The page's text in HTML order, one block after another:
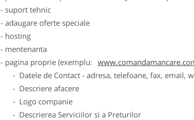
- suport tehnic
- adaugare oferte speciale
- hosting
- mentenanta
- pagina proprie (exemplu:
- Datele de Contact - adresa, telefoane, fax, email,
- Descriere afacere
- Logo companie
- Descrierea Serviciilor si a Preturilor